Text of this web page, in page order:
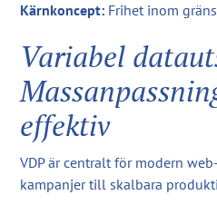
Kärnkoncept: Frihet inom
Variabel
effektiv
VDP är centralt för modern
kampanjer till skalbara